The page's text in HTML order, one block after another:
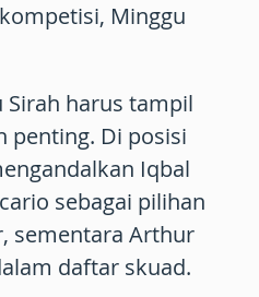
Minggu
Sirah harus tampil
penting. Di posisi
Iqbal
sebagai pilihan
sementara Arthur
daftar skuad.